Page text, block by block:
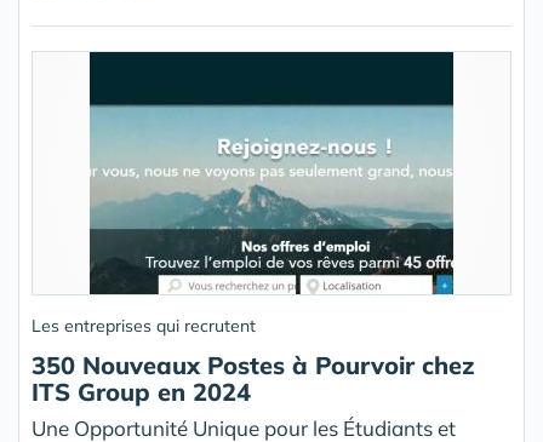
Les entreprises qui recrutent
350 Nouveaux Postes à Pourvoir chez
ITS Group en 2024
Une Opportunité Unique pour les Étudiants et